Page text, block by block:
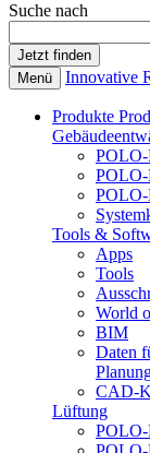
Suche nach
Menü Innovative
Produkte
Tools &
Apps
Tools
World
BIM
Daten
CAD-
Lüftung